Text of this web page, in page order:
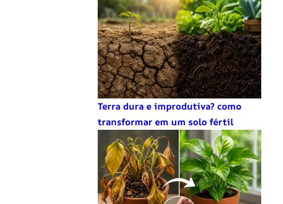
Terra dura e improdutiva? como
transformar em um solo fértil